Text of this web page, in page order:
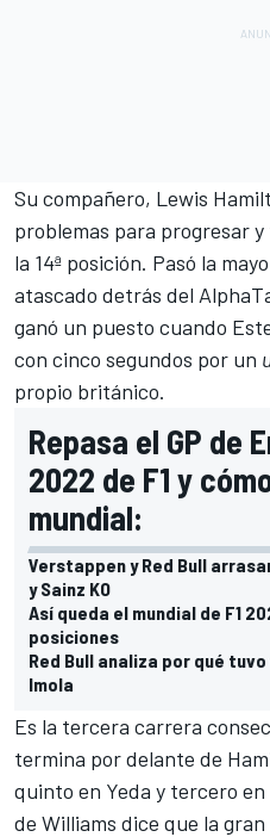
Su compañero, Lewis
problemas para progresar
la 14ª posición. Pasó la
atascado detrás del
ganó un puesto cuando
con cinco segundos por un
propio británico.
Repasa el GP de
2022 de F1 y
mundial:
Verstappen y Red Bull
y Sainz KO
Así queda el mundial de F1
posiciones
Red Bull analiza por qué
Imola
Es la tercera carrera
termina por delante de
quinto en Yeda y tercero en
de Williams dice que la